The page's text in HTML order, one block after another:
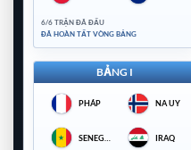
6/6 TRẬN ĐÃ ĐẤU
ĐÃ HOÀN TẤT VÒNG BẢNG
BẢNG I
PHÁP NA UY
IRAQ